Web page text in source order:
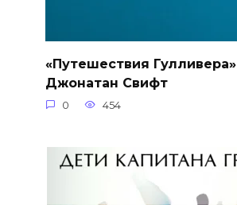
«Путешествия Гулливера»
Джонатан Свифт
0 454